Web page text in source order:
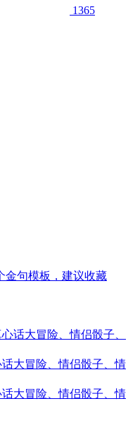
1365
金句模板，建议收藏
大冒险、情侣骰子、情
大冒险、情侣骰子、情